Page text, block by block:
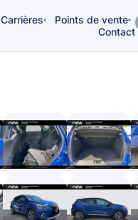
Carrières
Points de vente
Contact